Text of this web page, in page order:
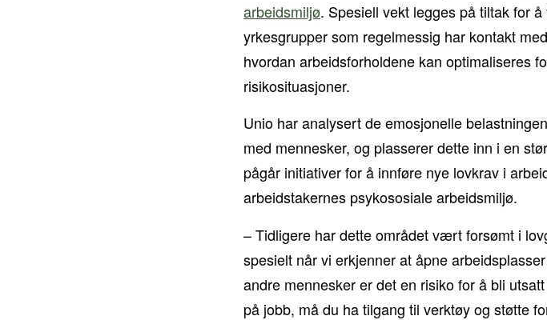
arbeidsmiljø. Spesiell vekt legges på tiltak for
yrkesgrupper som regelmessig har kontakt
hvordan arbeidsforholdene kan optimaliseres
risikosituasjoner.
Unio har analysert de emosjonelle
med mennesker, og plasserer dette inn i en
pågår initiativer for å innføre nye lovkrav i
arbeidstakernes psykososiale arbeidsmiljø.
– Tidligere har dette området vært forsømt i
spesielt når vi erkjenner at åpne
andre mennesker er det en risiko for å bli
på jobb, må du ha tilgang til verktøy og støtte